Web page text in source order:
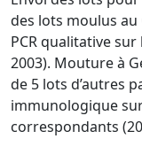
des lots moulus au
PCR qualitative sur
2003). Mouture à
de 5 lots d’autres
immunologique
correspondants